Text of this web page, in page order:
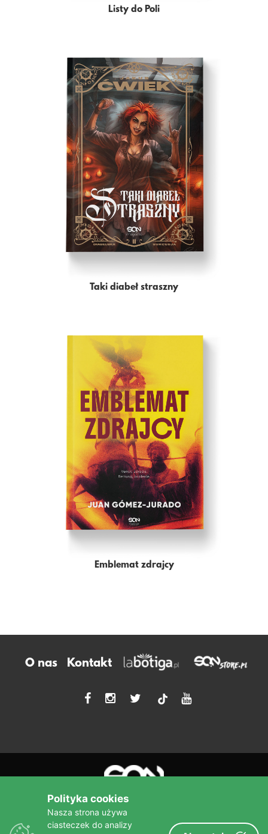
Listy do Poli
Taki diabeł straszny
Emblemat zdrajcy
O nas Kontakt
tiktok
Polityka cookies
Nasza strona używa
ciasteczek do analizy